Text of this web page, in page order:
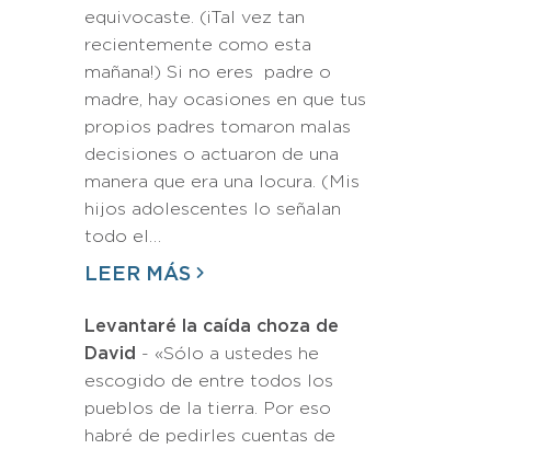
equivocaste. (¡Tal vez tan
recientemente como esta
mañana!) Si no eres padre o
madre, hay ocasiones en que tus
propios padres tomaron malas
decisiones o actuaron de una
manera que era una locura. (Mis
hijos adolescentes lo señalan
todo el…
LEER MÁS
Levantaré la caída choza de
David - «Sólo a ustedes he
escogido de entre todos los
pueblos de la tierra. Por eso
habré de pedirles cuentas de